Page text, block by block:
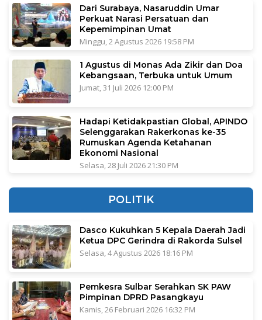
Dari Surabaya, Nasaruddin Umar
Perkuat Narasi Persatuan dan
Kepemimpinan Umat
Minggu, 2 Agustus 2026 19:58 PM
1 Agustus di Monas Ada Zikir dan Doa
Kebangsaan, Terbuka untuk Umum
Jumat, 31 Juli 2026 12:00 PM
Hadapi Ketidakpastian Global, APINDO
Selenggarakan Rakerkonas ke-35
Rumuskan Agenda Ketahanan
Ekonomi Nasional
Selasa, 28 Juli 2026 21:30 PM
POLITIK
Dasco Kukuhkan 5 Kepala Daerah Jadi
Ketua DPC Gerindra di Rakorda Sulsel
Selasa, 4 Agustus 2026 18:16 PM
Pemkesra Sulbar Serahkan SK PAW
Pimpinan DPRD Pasangkayu
Kamis, 26 Februari 2026 16:32 PM